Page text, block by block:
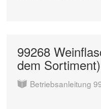
99268
dem Sortiment)
Betriebsanleitung